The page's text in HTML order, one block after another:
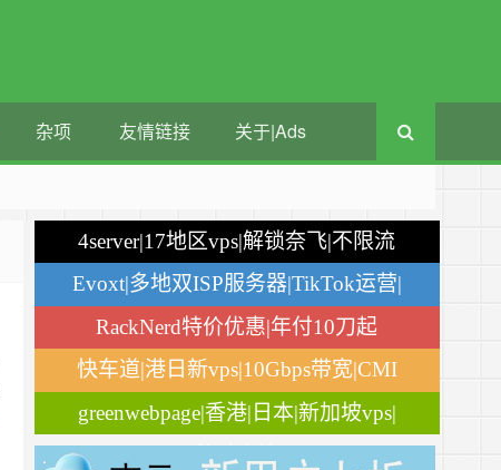
杂项 友情链接
关于|Ads
4server|17地区vps|解锁奈飞|不限流
量
Evoxt|多地双ISP服务器|TikTok运营|
月付$2.84
RackNerd特价优惠|年付10刀起
快车道|港日新vps|10Gbps带宽|CMI
greenwebpage|香港|日本|新加坡vps|
移动直连